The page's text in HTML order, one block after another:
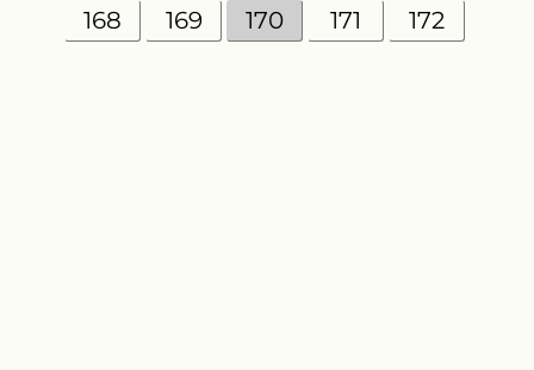
168 169 170 171 172